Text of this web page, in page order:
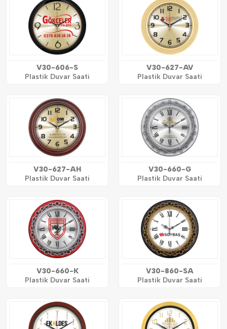
V30-606-S
Plastik Duvar Saati
V30-627-AV
Plastik Duvar Saati
V30-627-AH
Plastik Duvar Saati
V30-660-G
Plastik Duvar Saati
V30-660-K
Plastik Duvar Saati
V30-860-SA
Plastik Duvar Saati